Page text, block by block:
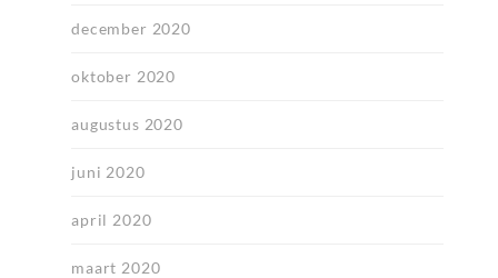
december 2020
oktober 2020
augustus 2020
juni 2020
april 2020
maart 2020